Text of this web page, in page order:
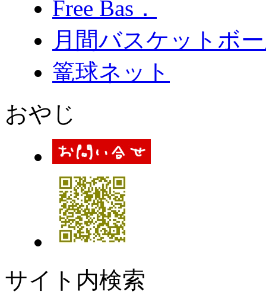
Free Bas．
月間バスケットボ
篭球ネット
おやじ
サイト内検索